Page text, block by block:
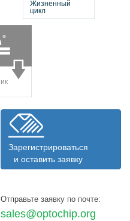
Зарегистрироваться
и оставить заявку
Отправьте заявку по почте:
sales@optochip.org